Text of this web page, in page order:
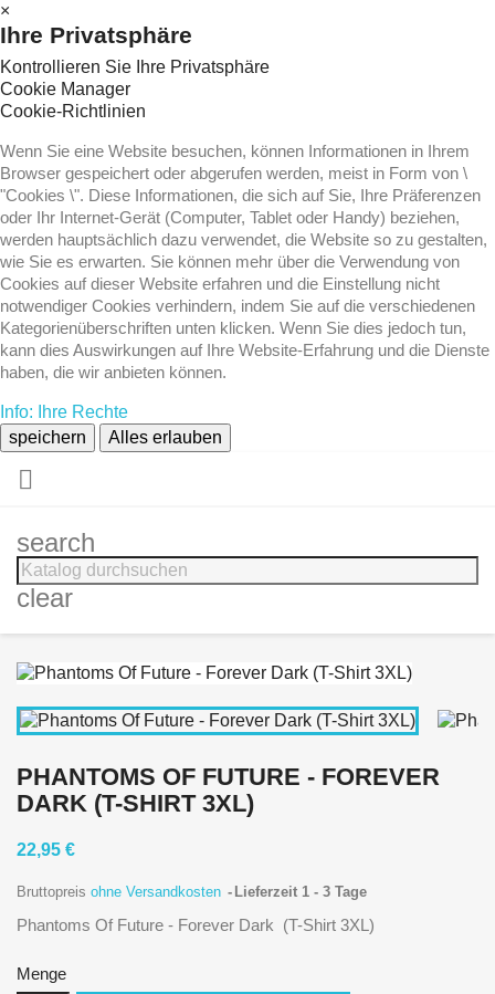
×
Ihre Privatsphäre
Kontrollieren Sie Ihre Privatsphäre
Cookie Manager
Cookie-Richtlinien
Wenn Sie eine Website besuchen, können Informationen in Ihrem
Browser gespeichert oder abgerufen werden, meist in Form von \
"Cookies \". Diese Informationen, die sich auf Sie, Ihre Präferenzen
oder Ihr Internet-Gerät (Computer, Tablet oder Handy) beziehen,
werden hauptsächlich dazu verwendet, die Website so zu gestalten,
wie Sie es erwarten. Sie können mehr über die Verwendung von
Cookies auf dieser Website erfahren und die Einstellung nicht
notwendiger Cookies verhindern, indem Sie auf die verschiedenen
Kategorienüberschriften unten klicken. Wenn Sie dies jedoch tun,
kann dies Auswirkungen auf Ihre Website-Erfahrung und die Dienste
haben, die wir anbieten können.
Info: Ihre Rechte
speichern
Alles erlauben

search
clear
PHANTOMS OF FUTURE - FOREVER
DARK (T-SHIRT 3XL)
22,95 €
Bruttopreis ohne Versandkosten Lieferzeit 1 - 3 Tage
Phantoms Of Future - Forever Dark (T-Shirt 3XL)
Menge